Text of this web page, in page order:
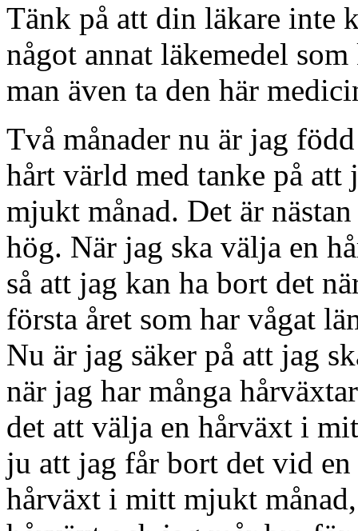
Tänk på att din läkare inte
något annat läkemedel
man även ta den här
Två månader nu är jag
hårt värld med tanke på
mjukt månad. Det är
hög. När jag ska välja en
så att jag kan ha bort det
första året som har vågat
Nu är jag säker på att jag
när jag har många
det att välja en hårväxt i
ju att jag får bort det vid
hårväxt i mitt mjukt